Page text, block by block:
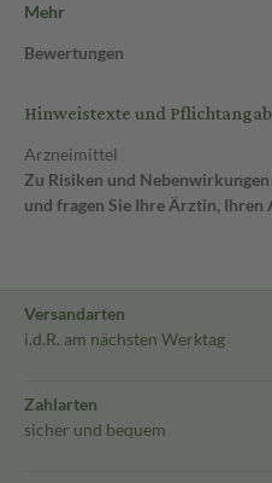
Mehr
Bewertungen
Hinweistexte und
Arzneimittel
Zu Risiken und
und fragen Sie Ihre Ärztin,
Versandarten
i.d.R. am nächsten Werktag
Zahlarten
sicher und bequem